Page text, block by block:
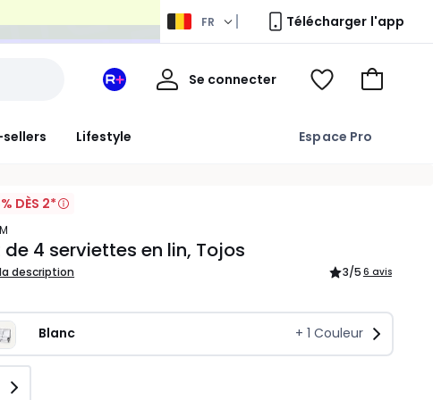
FR Télécharger l'app
Lifestyle Espace Pro
Mon
Redoute
Se connecter
Mon
Voir
Aller
DÈS 2*
de 4 serviettes en lin, Tojos
description 3/5 6 avis
Blanc + 1 Couleur